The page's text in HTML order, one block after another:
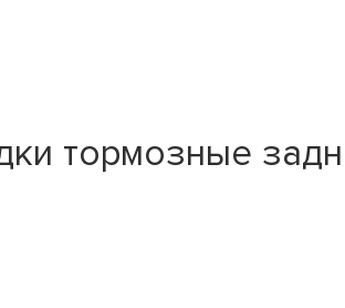
тормозные задн.